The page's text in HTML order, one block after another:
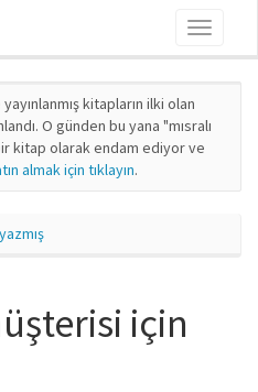
Toggle
kitapların ilki olan
O günden bu yana "mısralı
kitap olarak endam ediyor ve
almak için tıklayın.
için